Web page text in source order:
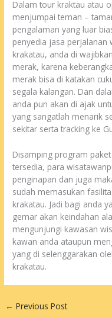
Dalam tour kraktau atau
menjumpai teman –
pengalaman yang luar
penyedia jasa perjalanan
krakatau, anda di
merak, karena
merak bisa di katakan
segala kalangan. Dan
anda pun akan di ajak
yang sangatlah menarik
sekitar serta tracking ke
Disamping program
tersedia, para
penginapan dan juga
sudah memasukan
krakatau. Jadi bagi anda
gemar akan keindahan
mengunjungi kawasan
kawan anda ataupun
yang di selenggarakan
krakatau.
← Previous Post